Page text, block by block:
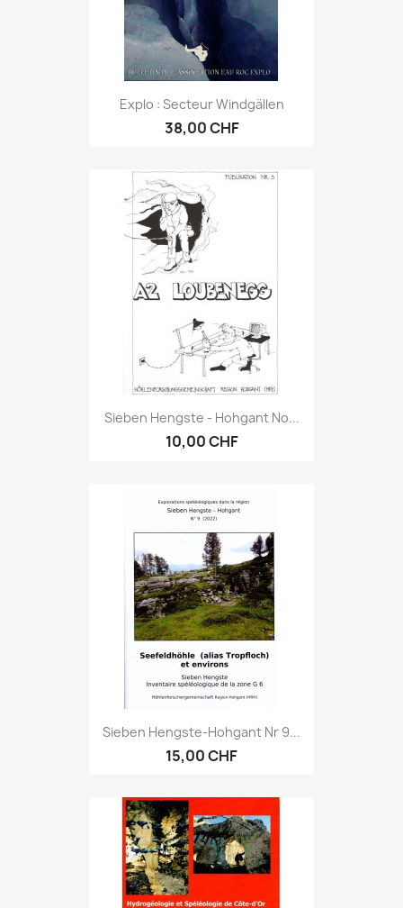
Explo : Secteur Windgällen
38,00 CHF
Sieben Hengste - Hohgant No...
10,00 CHF
Sieben Hengste-Hohgant Nr 9...
15,00 CHF